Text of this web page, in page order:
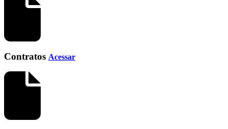
Contratos Acessar